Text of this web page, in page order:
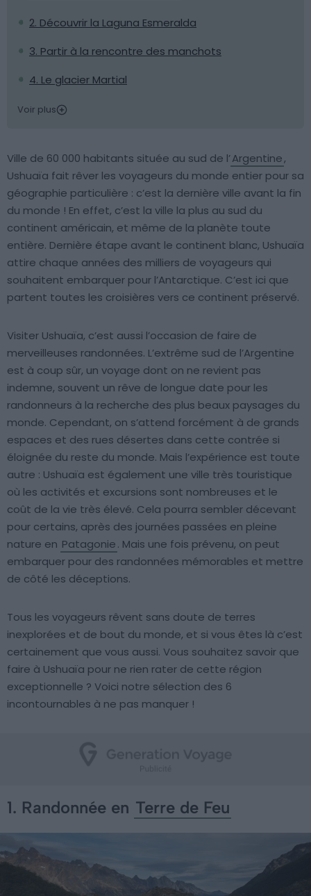
2. Découvrir la Laguna Esmeralda
3. Partir à la rencontre des manchots
4. Le glacier Martial
Voir plus
Ville de 60 000 habitants située au sud de l’Argentine,
Ushuaïa fait rêver les voyageurs du monde entier pour sa
géographie particulière : c’est la dernière ville avant la fin
du monde ! En effet, c’est la ville la plus au sud du
continent américain, et même de la planète toute
entière. Dernière étape avant le continent blanc, Ushuaïa
attire chaque années des milliers de voyageurs qui
souhaitent embarquer pour l’Antarctique. C’est ici que
partent toutes les croisières vers ce continent préservé.
Visiter Ushuaïa, c’est aussi l’occasion de faire de
merveilleuses randonnées. L’extrême sud de l’Argentine
est à coup sûr, un voyage dont on ne revient pas
indemne, souvent un rêve de longue date pour les
randonneurs à la recherche des plus beaux paysages du
monde. Cependant, on s’attend forcément à de grands
espaces et des rues désertes dans cette contrée si
éloignée du reste du monde. Mais l’expérience est toute
autre : Ushuaïa est également une ville très touristique
où les activités et excursions sont nombreuses et le
coût de la vie très élevé. Cela pourra sembler décevant
pour certains, après des journées passées en pleine
nature en Patagonie. Mais une fois prévenu, on peut
embarquer pour des randonnées mémorables et mettre
de côté les déceptions.
Tous les voyageurs rêvent sans doute de terres
inexplorées et de bout du monde, et si vous êtes là c’est
certainement que vous aussi. Vous souhaitez savoir que
faire à Ushuaïa pour ne rien rater de cette région
exceptionnelle ? Voici notre sélection des 6
incontournables à ne pas manquer !
1. Randonnée en Terre de Feu